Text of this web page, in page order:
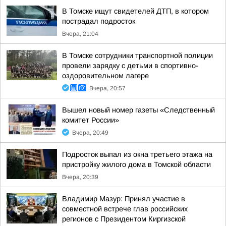
В Томске ищут свидетелей ДТП, в котором
пострадал подросток
Вчера, 21:04
В Томске сотрудники транспортной полиции
провели зарядку с детьми в спортивно-
оздоровительном лагере
Вчера, 20:57
Вышел новый номер газеты «Следственный
комитет России»
Вчера, 20:49
Подросток выпал из окна третьего этажа на
пристройку жилого дома в Томской области
Вчера, 20:39
Владимир Мазур: Принял участие в
совместной встрече глав российских
регионов с Президентом Киргизской